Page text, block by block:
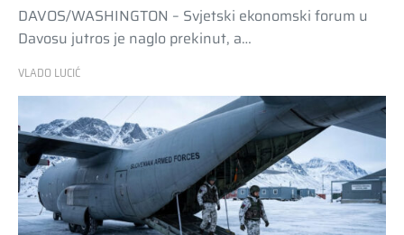
DAVOS/WASHINGTON – Svjetski ekonomski forum u
Davosu jutros je naglo prekinut, a…
VLADO LUCIĆ